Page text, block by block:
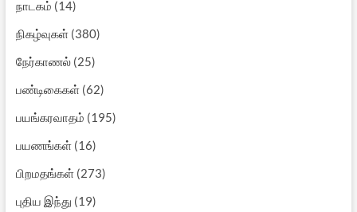
நாடகம் (14)
நிகழ்வுகள்(380)
நேர்காணல்(25)
பண்டிகைகள்(62)
பயங்கரவாதம் (195)
பயணங்கள்(16)
பிறமதங்கள்(273)
புதிய இந்து (19)